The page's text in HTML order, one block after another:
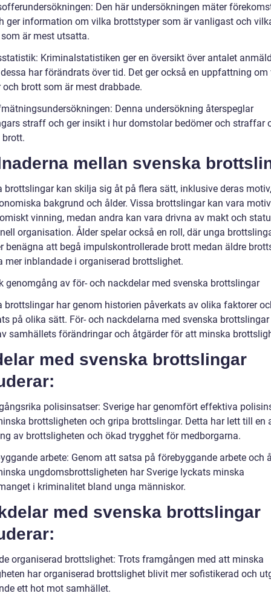
Den här undersökningen mäter
ger information om vilka brottstyper som är vanligast och
är mest utsatta.
Kriminalstatistiken ger en översikt över antalet
har förändrats över tid. Det ger också en uppfattning om
och brott som är mest drabbade.
Denna undersökning återspeglar
straff och ger insikt i hur domstolar bedömer och straffar
brott.
mellan svenska
brottslingar kan skilja sig åt på flera sätt, inklusive deras motiv,
bakgrund och ålder. Vissa brottslingar kan vara
vinning, medan andra kan vara drivna av makt och
organisation. Ålder spelar också en roll, där unga
benägna att begå impulskontrollerade brott medan äldre
mer inblandade i organiserad brottslighet.
genomgång av för- och nackdelar med svenska brottslingar
brottslingar har genom historien påverkats av olika faktorer
på olika sätt. För- och nackdelarna med svenska
samhällets förändringar och åtgärder för att minska
med svenska brottslingar
polisinsatser: Sverige har genomfört effektiva
brottsligheten och gripa brottslingar. Detta har lett till en
av brottsligheten och ökad trygghet för medborgarna.
arbete: Genom att satsa på förebyggande arbete och
ungdomsbrottsligheten har Sverige lyckats minska
i kriminalitet bland unga människor.
med svenska brottslingar
organiserad brottslighet: Trots framgången med att minska
har organiserad brottslighet blivit mer sofistikerad och
ett hot mot samhället.